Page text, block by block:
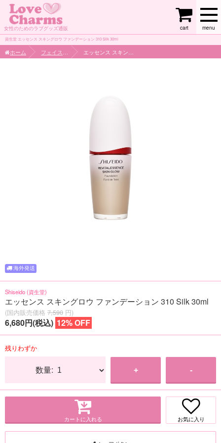
女性のためのラブグッズ通販 menu
cart
資生堂 エッセンス スキングロウ ファンデーション 310 Silk 30ml
ホーム
Shiseido (資生堂)
エッセンス スキングロウ ファンデーション 310 Silk 30ml
(国内販売価格 7,590 円)
6,680円(税込) 12% OFF
残りわずか
数量: + -
カートに入れる お気に入り